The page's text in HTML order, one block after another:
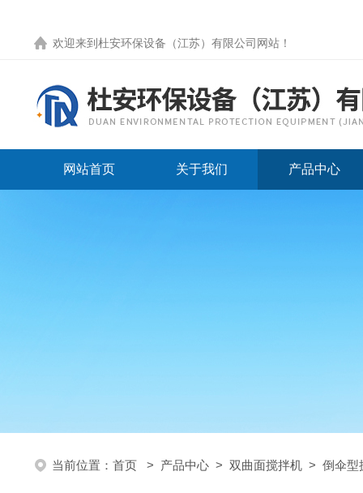
欢迎来到 杜安环保设备（江苏）有限公司网站 ！
网站首页 关于我们 产品中心
当前位置： 首页 > 产品中心 > 双曲面搅拌机 > 倒伞型